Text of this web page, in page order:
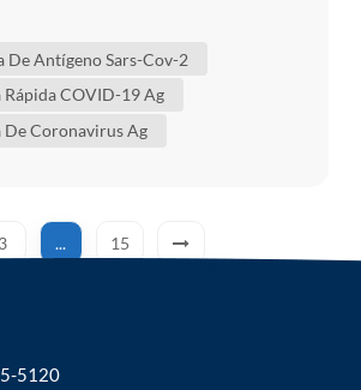
de autodiagnóstico , como
sars-cov-2 ag /
De Antígeno Sars-Cov-2
COVID-19 Ag
De Coronavirus Ag
3 ... 15
5120